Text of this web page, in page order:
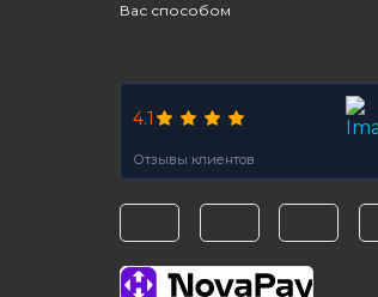
Вас способом
4.1
Отзывы клиентов